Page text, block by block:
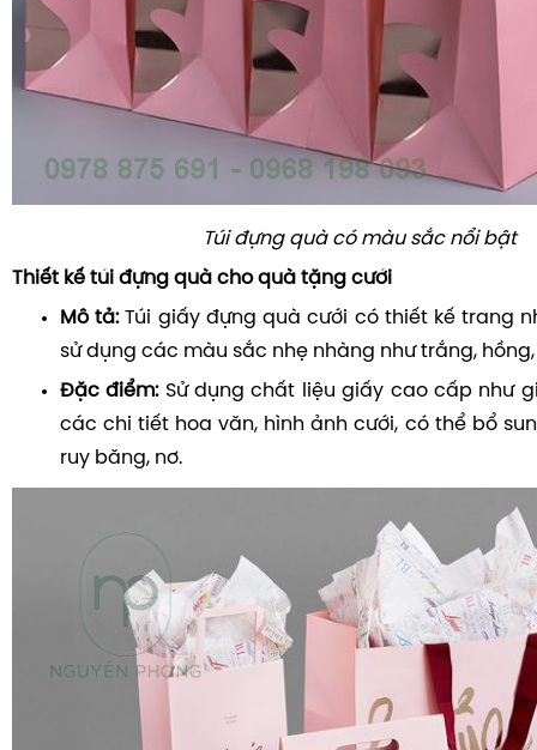
Túi đựng quà có màu sắc nổi bật
Thiết kế túi đựng quà cho quà tặng cưới
Mô tả:Túi giấy đựng quà cưới có thiết kế trang
sử dụng các màu sắc nhẹ nhàng như trắng,
Đặc điểm:Sử dụng chất liệu giấy cao cấp như
các chi tiết hoa văn, hình ảnh cưới, có thể bổ
ruy băng, nơ.